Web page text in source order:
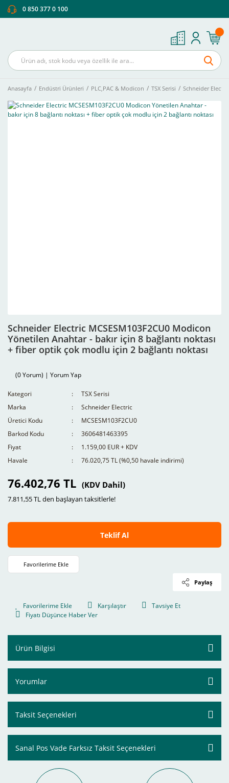
0 850 377 0 100
Anasayfa Endüstri Ürünleri PLC,PAC & Modicon TSX Serisi Schneider
Schneider Electric MCSESM103F2CU0 Modicon
Yönetilen Anahtar - bakır için 8 bağlantı noktası
+ fiber optik çok modlu için 2 bağlantı noktası
(0 Yorum) | Yorum Yap
Kategori
TSX Serisi
Marka
Schneider Electric
Üretici Kodu
MCSESM103F2CU0
Barkod Kodu
3606481463395
Fiyat
1.159,00 EUR + KDV
Havale
76.020,75 TL (%0,50 havale indirimi)
76.402,76 TL (KDV Dahil)
7.811,55 TL den başlayan taksitlerle!
Teklif Al
Paylaş
Karşılaştır
Tavsiye Et
Fiyatı Düşünce Haber Ver
Ürün Bilgisi
Yorumlar
Taksit Seçenekleri
Sanal Pos Vade Farksız Taksit Seçenekleri